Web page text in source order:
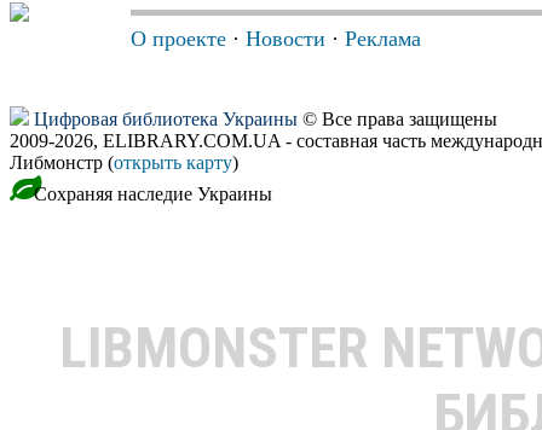
О проекте · Новости · Реклама
Цифровая библиотека Украины © Все права защищены
2009-2026, ELIBRARY.COM.UA - составная часть
Либмонстр (открыть карту)
Сохраняя наследие Украины
LIBMONSTER